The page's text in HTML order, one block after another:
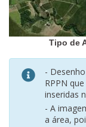
Relevo
(IBGE)
Tipo de
-
RPPN
inseridas
- A
a área,